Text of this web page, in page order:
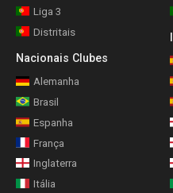
Liga 3
Distritais
Nacionais Clubes
Alemanha
Brasil
Espanha
França
Inglaterra
Itália